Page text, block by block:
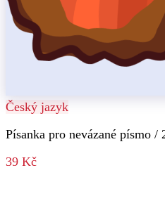
Český jazyk
Písanka pro nevázané písmo /
39 Kč